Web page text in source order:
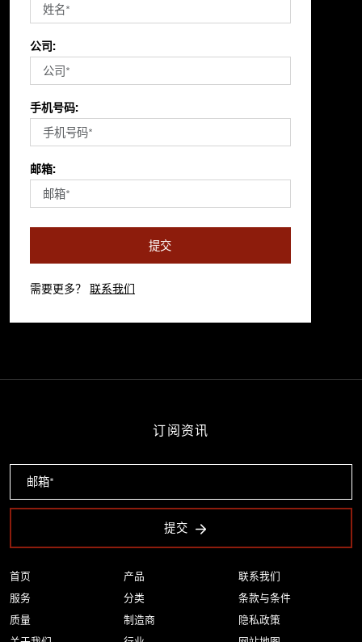
公司:
手机号码:
邮箱:
提交
需要更多？ 联系我们
首页
服务
质量
产品
分类
制造商
联系我们
条款与条件
隐私政策
订阅资讯
提交